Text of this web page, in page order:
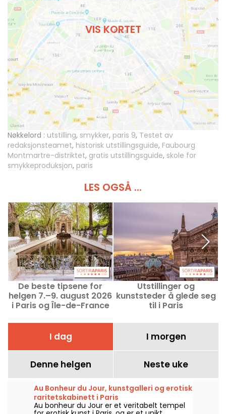
VIS KORTET
Nøkkelord : utstilling, smykker, paris 9, Testet av
redaksjonsteamet, historisk utstillingsguide, Faubourg
Montmartre-distriktet, gratis utstillingsguide, skole for
smykkeproduksjon, paris
LES OGSÅ ...
De beste tipsene for
helgen 7.–9. august 2026
i Paris og Île-de-France
Utstillinger og
kunststeder å glede seg
til i Paris
I dag I morgen
Denne helgen Neste uke
Au Bonheur du Jour, kunstgalleri og erotisk
raritetskabinett i Paris
Au bonheur du Jour er et veritabelt tempel